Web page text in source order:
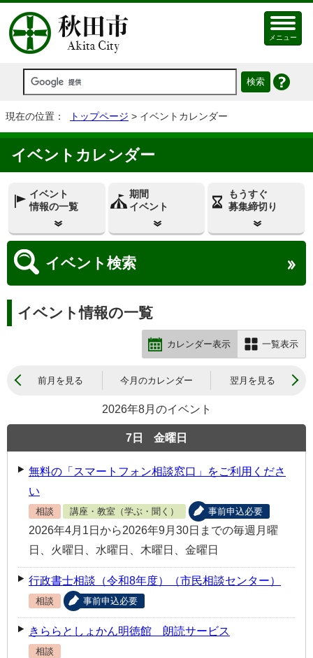
メニュー
現在の位置： トップページ > イベントカレンダー
イベントカレンダー
イベント
情報の一覧
期間
イベント
もうすぐ
募集締切り
イベント 検索
イベント情報の一覧
カレンダー表示 一覧表示
前月を見る 今月のカレンダー 翌月を見る
2026年8月のイベント
7 日 金曜日
無料の「スマートフォン相談窓口」をご利用くださ
い
相談 講座・教室（学ぶ・聞く） 事前申込必要
2026年4月1日から2026年9月30日までの毎週月曜
日、火曜日、水曜日、木曜日、金曜日
行政書士相談（令和8年度）（市民相談センター）
相談 事前申込必要
きららとしょかん明徳館 朗読サービス
相談